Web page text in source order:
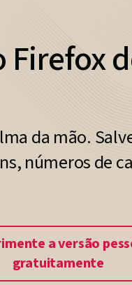
Firefox
da mão.
números de
a versão
gratuitamente